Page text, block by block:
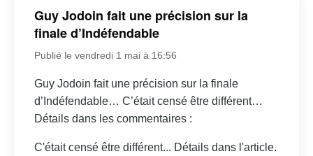
Guy Jodoin fait une précision sur la
finale d’Indéfendable
Publié le vendredi 1 mai à 16:56
Guy Jodoin fait une précision sur la finale
d’Indéfendable… C’était censé être différent…
Détails dans les commentaires :
C'était censé être différent... Détails dans l'article.